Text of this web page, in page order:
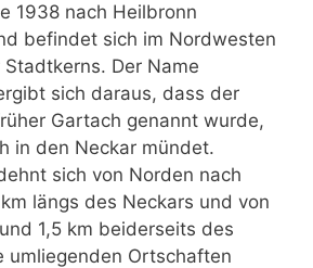
1938 nach Heilbronn
befindet sich im Nordwesten
Der Name
sich daraus, dass der
Gartach genannt wurde,
in den Neckar mündet.
sich von Norden nach
längs des Neckars und von
1,5 km beiderseits des
umliegenden Ortschaften